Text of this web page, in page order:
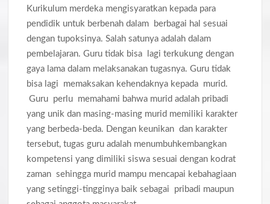
Kurikulum merdeka mengisyaratkan kepada para
pendidik untuk berbenah dalam berbagai hal sesuai
dengan tupoksinya. Salah satunya adalah dalam
pembelajaran. Guru tidak bisa lagi terkukung dengan
gaya lama dalam melaksanakan tugasnya. Guru tidak
bisa lagi memaksakan kehendaknya kepada murid.
Guru perlu memahami bahwa murid adalah pribadi
yang unik dan masing-masing murid memiliki karakter
yang berbeda-beda. Dengan keunikan dan karakter
tersebut, tugas guru adalah menumbuhkembangkan
kompetensi yang dimiliki siswa sesuai dengan kodrat
zaman sehingga murid mampu mencapai kebahagiaan
yang setinggi-tingginya baik sebagai pribadi maupun